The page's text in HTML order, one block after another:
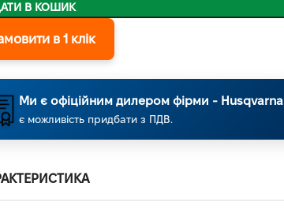
В КОШИК
в 1 клік
Ми є офіційним дилером фірми - Husqvarna
є можливість придбати з ПДВ.